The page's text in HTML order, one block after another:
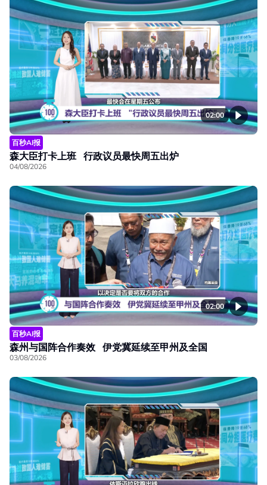
02:00
百秒AI报
森大臣打卡上班 行政议员最快周五出炉
04/08/2026
02:00
百秒AI报
森州与国阵合作奏效 伊党冀延续至甲州及全国
03/08/2026